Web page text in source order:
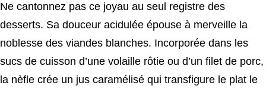
Ne cantonnez pas ce joyau au seul registre des
desserts. Sa douceur acidulée épouse à merveille la
noblesse des viandes blanches. Incorporée dans les
sucs de cuisson d’une volaille rôtie ou d’un filet de porc,
la nèfle crée un jus caramélisé qui transfigure le plat le